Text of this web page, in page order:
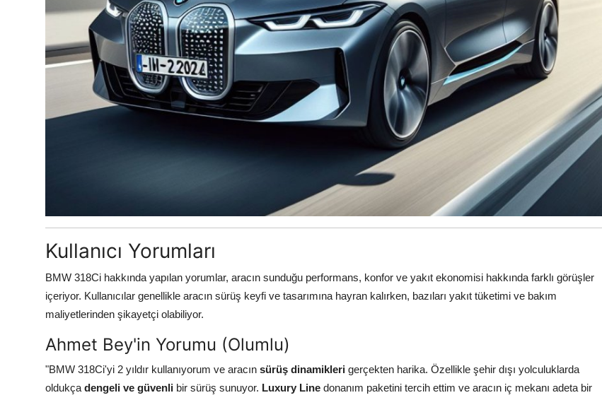
Kullanıcı Yorumları
BMW 318Ci hakkında yapılan yorumlar, aracın sunduğu performans, konfor ve yakıt ekonomisi hakkında farklı görüşler
içeriyor. Kullanıcılar genellikle aracın sürüş keyfi ve tasarımına hayran kalırken, bazıları yakıt tüketimi ve bakım
maliyetlerinden şikayetçi olabiliyor.
Ahmet Bey'in Yorumu (Olumlu)
"BMW 318Ci'yi 2 yıldır kullanıyorum ve aracın sürüş dinamikleri gerçekten harika. Özellikle şehir dışı yolculuklarda
oldukça dengeli ve güvenli bir sürüş sunuyor. Luxury Line donanım paketini tercih ettim ve aracın iç mekanı adeta bir